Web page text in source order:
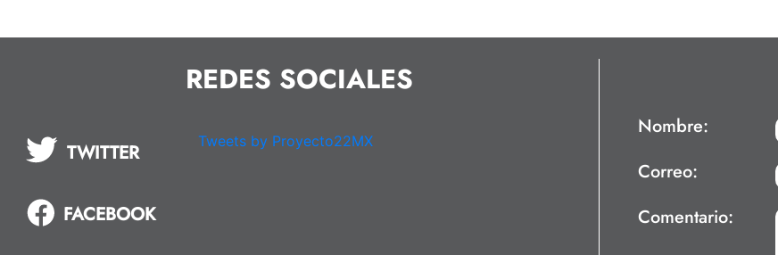
REDES SOCIALES
TWITTER
FACEBOOK
Tweets by Proyecto22MX
Nombre:
Correo:
Comentario: